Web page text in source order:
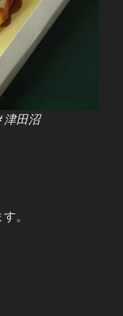
津田沼
。